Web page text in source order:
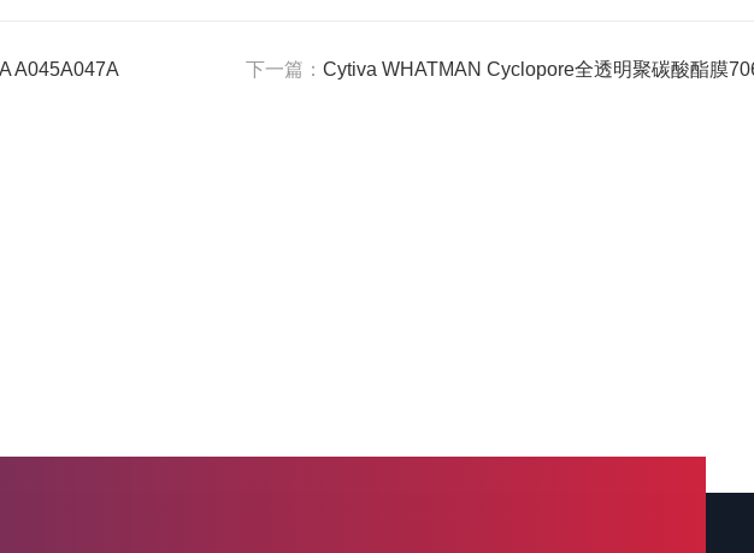
A045A047A 下一篇： Cytiva WHATMAN Cyclopore全透明聚碳酸酯膜